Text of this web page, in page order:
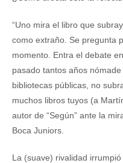
“Uno mira el libro que
como extraño. Se pregunta
momento. Entra el debate
pasado tantos años
bibliotecas públicas, no
muchos libros tuyos (a
autor de “Según” ante la
Boca Juniors.
La (suave) rivalidad